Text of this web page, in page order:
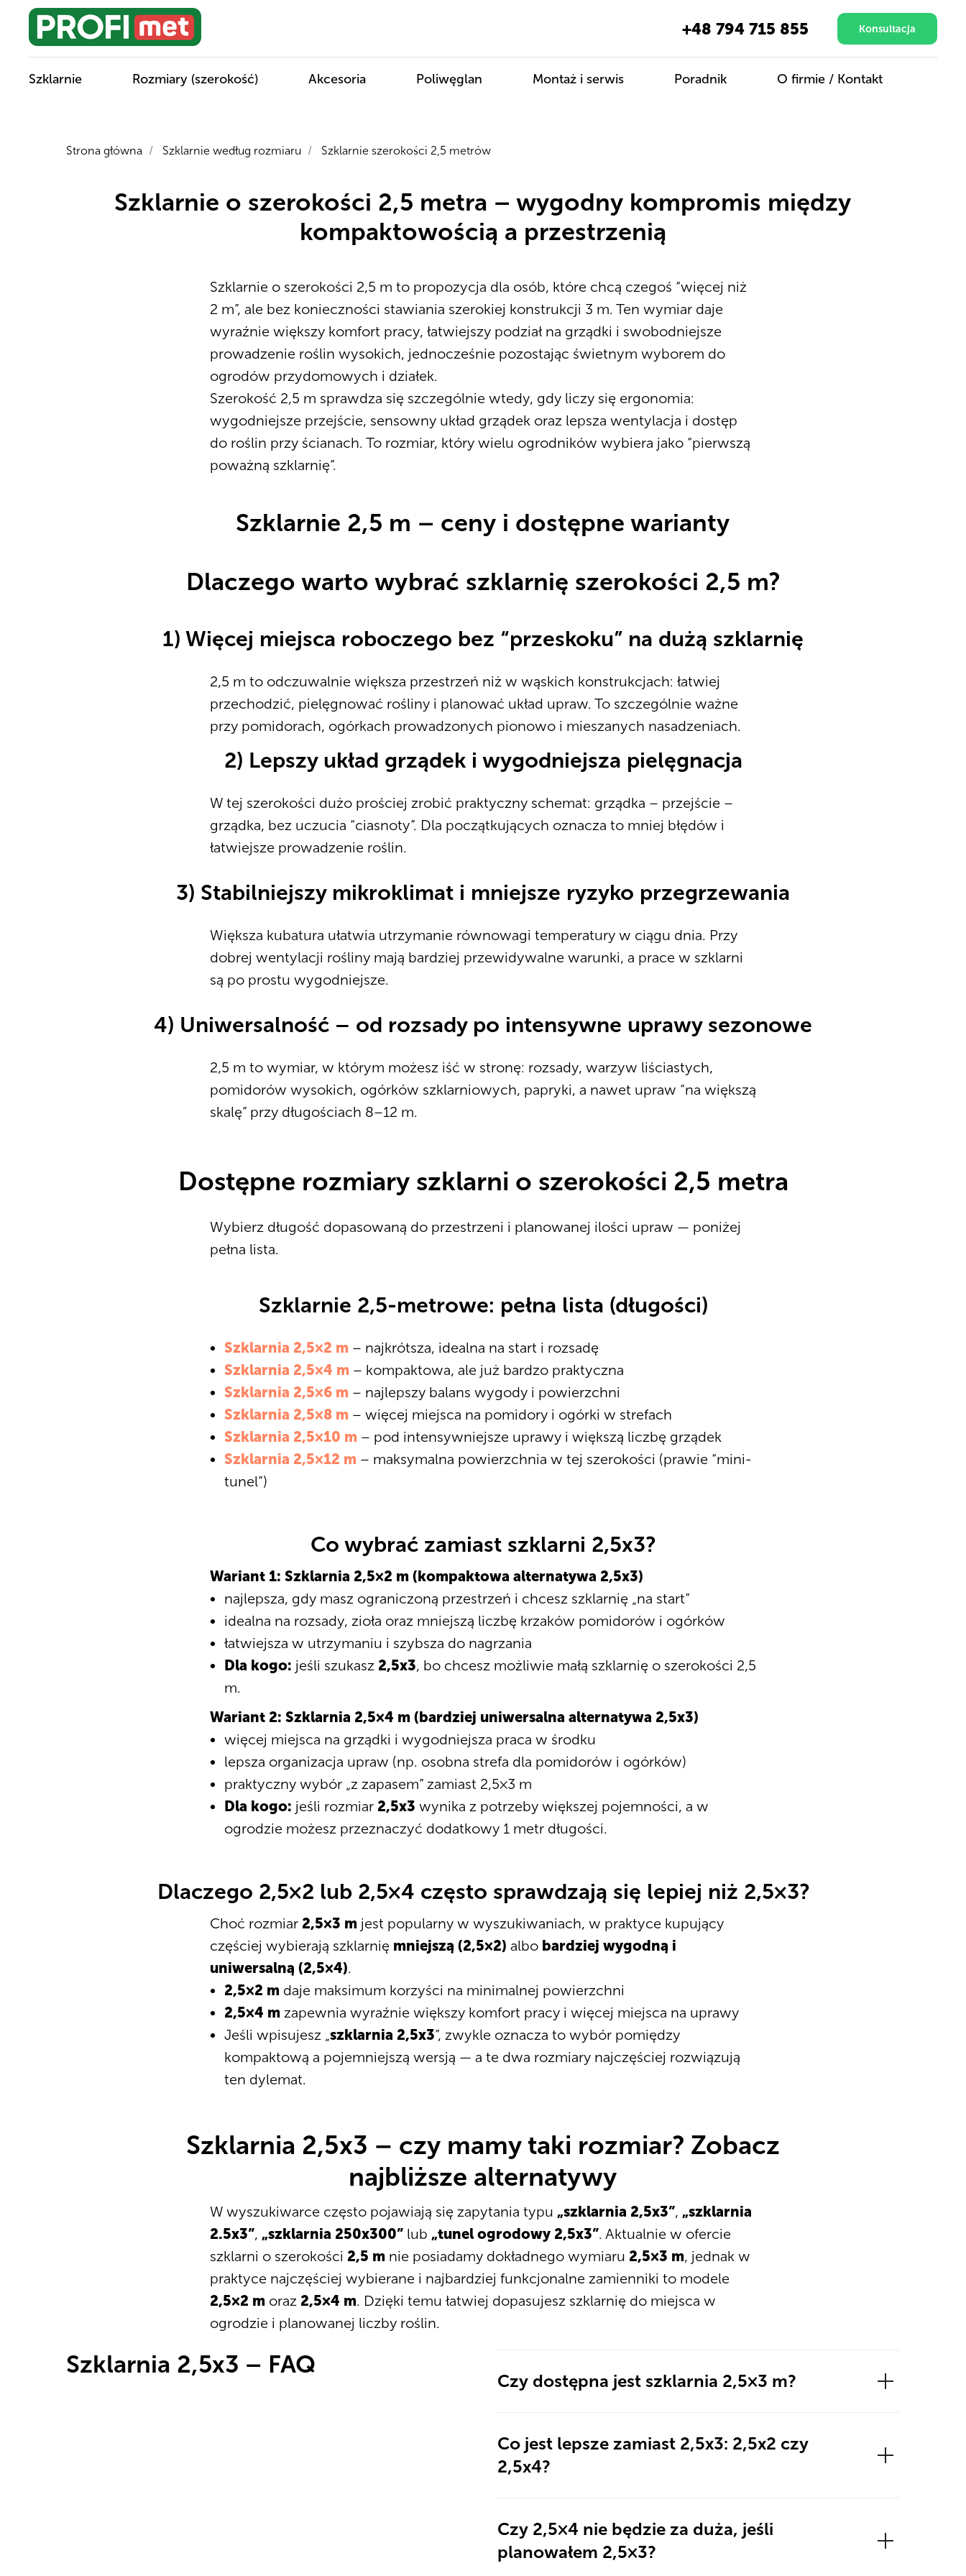
+48 794 715 855 Konsultacja
Szklarnie Rozmiary (szerokość) Akcesoria Poliwęglan Montaż i serwis Poradnik O firmie / Kontakt
Strona główna / Szklarnie według rozmiaru / Szklarnie szerokości 2,5 metrów
Szklarnie o szerokości 2,5 metra – wygodny kompromis między
kompaktowością a przestrzenią
Szklarnie o szerokości 2,5 m to propozycja dla osób, które chcą czegoś “więcej niż
2 m”, ale bez konieczności stawiania szerokiej konstrukcji 3 m. Ten wymiar daje
wyraźnie większy komfort pracy, łatwiejszy podział na grządki i swobodniejsze
prowadzenie roślin wysokich, jednocześnie pozostając świetnym wyborem do
ogrodów przydomowych i działek.
Szerokość 2,5 m sprawdza się szczególnie wtedy, gdy liczy się ergonomia:
wygodniejsze przejście, sensowny układ grządek oraz lepsza wentylacja i dostęp
do roślin przy ścianach. To rozmiar, który wielu ogrodników wybiera jako “pierwszą
poważną szklarnię”.
Szklarnie 2,5 m – ceny i dostępne warianty
Dlaczego warto wybrać szklarnię szerokości 2,5 m?
1) Więcej miejsca roboczego bez “przeskoku” na dużą szklarnię
2,5 m to odczuwalnie większa przestrzeń niż w wąskich konstrukcjach: łatwiej
przechodzić, pielęgnować rośliny i planować układ upraw. To szczególnie ważne
przy pomidorach, ogórkach prowadzonych pionowo i mieszanych nasadzeniach.
2) Lepszy układ grządek i wygodniejsza pielęgnacja
W tej szerokości dużo prościej zrobić praktyczny schemat: grządka – przejście –
grządka, bez uczucia “ciasnoty”. Dla początkujących oznacza to mniej błędów i
łatwiejsze prowadzenie roślin.
3) Stabilniejszy mikroklimat i mniejsze ryzyko przegrzewania
Większa kubatura ułatwia utrzymanie równowagi temperatury w ciągu dnia. Przy
dobrej wentylacji rośliny mają bardziej przewidywalne warunki, a prace w szklarni
są po prostu wygodniejsze.
4) Uniwersalność – od rozsady po intensywne uprawy sezonowe
2,5 m to wymiar, w którym możesz iść w stronę: rozsady, warzyw liściastych,
pomidorów wysokich, ogórków szklarniowych, papryki, a nawet upraw “na większą
skalę” przy długościach 8–12 m.
Dostępne rozmiary szklarni o szerokości 2,5 metra
Wybierz długość dopasowaną do przestrzeni i planowanej ilości upraw — poniżej
pełna lista.
Szklarnie 2,5-metrowe: pełna lista (długości)
Szklarnia 2,5×2 m – najkrótsza, idealna na start i rozsadę
Szklarnia 2,5×4 m – kompaktowa, ale już bardzo praktyczna
Szklarnia 2,5×6 m – najlepszy balans wygody i powierzchni
Szklarnia 2,5×8 m – więcej miejsca na pomidory i ogórki w strefach
Szklarnia 2,5×10 m – pod intensywniejsze uprawy i większą liczbę grządek
Szklarnia 2,5×12 m – maksymalna powierzchnia w tej szerokości (prawie “mini-
tunel”)
Co wybrać zamiast szklarni 2,5x3?
Wariant 1: Szklarnia 2,5×2 m (kompaktowa alternatywa 2,5x3)
najlepsza, gdy masz ograniczoną przestrzeń i chcesz szklarnię „na start”
idealna na rozsady, zioła oraz mniejszą liczbę krzaków pomidorów i ogórków
łatwiejsza w utrzymaniu i szybsza do nagrzania
Dla kogo: jeśli szukasz 2,5x3, bo chcesz możliwie małą szklarnię o szerokości 2,5
m.
Wariant 2: Szklarnia 2,5×4 m (bardziej uniwersalna alternatywa 2,5x3)
więcej miejsca na grządki i wygodniejsza praca w środku
lepsza organizacja upraw (np. osobna strefa dla pomidorów i ogórków)
praktyczny wybór „z zapasem” zamiast 2,5×3 m
Dla kogo: jeśli rozmiar 2,5x3 wynika z potrzeby większej pojemności, a w
ogrodzie możesz przeznaczyć dodatkowy 1 metr długości.
Dlaczego 2,5×2 lub 2,5×4 często sprawdzają się lepiej niż 2,5×3?
Choć rozmiar 2,5×3 m jest popularny w wyszukiwaniach, w praktyce kupujący
częściej wybierają szklarnię mniejszą (2,5×2) albo bardziej wygodną i
uniwersalną (2,5×4).
2,5×2 m daje maksimum korzyści na minimalnej powierzchni
2,5×4 m zapewnia wyraźnie większy komfort pracy i więcej miejsca na uprawy
Jeśli wpisujesz „szklarnia 2,5x3”, zwykle oznacza to wybór pomiędzy
kompaktową a pojemniejszą wersją — a te dwa rozmiary najczęściej rozwiązują
ten dylemat.
Szklarnia 2,5x3 – czy mamy taki rozmiar? Zobacz
najbliższe alternatywy
W wyszukiwarce często pojawiają się zapytania typu „szklarnia 2,5x3”, „szklarnia
2.5x3”, „szklarnia 250x300” lub „tunel ogrodowy 2,5x3”. Aktualnie w ofercie
szklarni o szerokości 2,5 m nie posiadamy dokładnego wymiaru 2,5×3 m, jednak w
praktyce najczęściej wybierane i najbardziej funkcjonalne zamienniki to modele
2,5×2 m oraz 2,5×4 m. Dzięki temu łatwiej dopasujesz szklarnię do miejsca w
ogrodzie i planowanej liczby roślin.
Szklarnia 2,5x3 – FAQ
Czy dostępna jest szklarnia 2,5×3 m?
Co jest lepsze zamiast 2,5x3: 2,5x2 czy
2,5x4?
Czy 2,5×4 nie będzie za duża, jeśli
planowałem 2,5×3?